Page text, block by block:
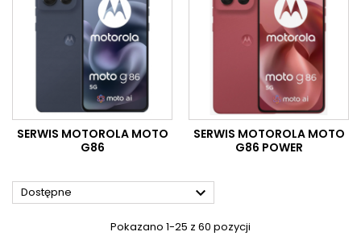
SERWIS MOTOROLA MOTO
G86
SERWIS MOTOROLA MOTO
G86 POWER
Dostępne 
Pokazano 1-25 z 60 pozycji